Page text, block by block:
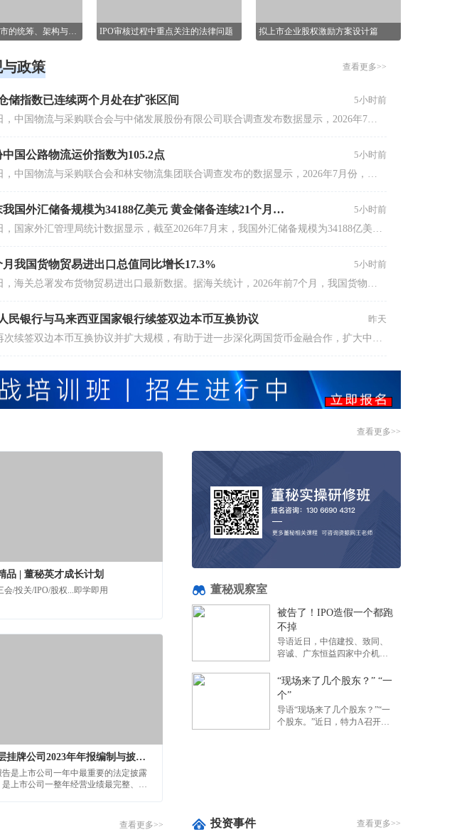
昨天
中国企业香港上市的统筹、架构与实施
想了解如何赴境外
正在策划境外上市
IPO审核过程中重点关注的法律问题
投融资、企业上市等法律业务。
拟上市企业股权激励方案设计篇
政策 查看更多>>
储指数已连续两个月处在扩张区间
5小时前
8月7日，中国物流与采购联合会与中储发展股份有限公司联合调查发布数据显示，2026年7月份，中国仓储指数为50.3%，较6月份回升0.1个百分点，连续两个月运行在扩张区间。
中国公路物流运价指数为105.2点
5小时前
8月7日，中国物流与采购联合会和林安物流集团联合调查发布的数据显示，2026年7月份，中国公路物流运价指数为105.2点，同比回升0.15%。从月内看，第一周、第五周运价指数环比回升，第二周、第三周、第四周运价指数环比回落。
7月末我国外汇储备规模为34188亿美元 黄金储备连续21个月增加
5小时前
8月7日，国家外汇管理局统计数据显示，截至2026年7月末，我国外汇储备规模为34188亿美元，较6月末上升25亿美元，升幅为0.07%。
月我国货物贸易进出口总值同比增长17.3%
5小时前
8月7日，海关总署发布货物贸易进出口最新数据。据海关统计，2026年前7个月，我国货物贸易进出口总值30.13万亿元人民币，同比（下同）增长17.3%。其中，出口17.44万亿元，增长14%；进口12.69万亿元，增长22%。
民银行与马来西亚国家银行续签双边本币互换协议
昨天
双方再次续签双边本币互换协议并扩大规模，有助于进一步深化两国货币金融合作，扩大中马间本币使用，促进双边贸易和投资便利化，维护金融市场稳定。
查看更多>>
品 | 董秘英才成长计划
会/投关/IPO/股权...即学即用
基础层挂牌公司2023年年报编制与披露重点问题讲解
告是上市公司一年中最重要的法定披露
是上市公司一整年经营业绩最完整、最
董秘观察室
被告了！IPO造假一个都跑
不掉
导语近日，中信建投、致同、
容诚、广东恒益四家中介机构
22日开庭，涉案被告多达48
家，涉案金额高达10.86亿元。
这一则诉讼消息，再一...
“现场来了几个股东？” “一
个”
导语“现场来了几个股东？”“一
个股东。”近日，特力A召开
查看更多>> 投资事件 查看更多>>